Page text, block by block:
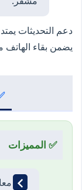
دعم التحديثات
يضمن بقاء الهاتف
✅ المميزات
أداء